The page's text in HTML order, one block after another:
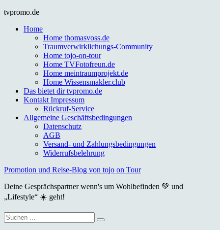
Skip
content
tvpromo.de
Home
Home thomasvoss.de
Traumverwirklichungs-Community
Home tojo-on-tour
Home TVFotofreun.de
Home meintraumprojekt.de
Home Wissensmakler.club
Das bietet dir tvpromo.de
Kontakt Impressum
Rückruf-Service
Allgemeine Geschäftsbedingungen
Datenschutz
AGB
Versand- und Zahlungsbedingungen
Widerrufsbelehrung
Promotion und Reise-Blog von tojo on Tour
Deine Gesprächspartner wenn's um Wohlbefinden 💚 und
„Lifestyle“ ☀️ geht!
Suche
nach: